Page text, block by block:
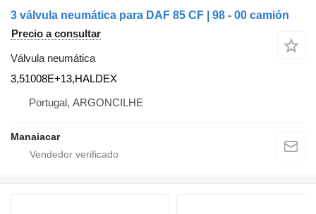
3 válvula neumática para DAF 85 CF | 98 - 00 camión
Precio a consultar
Válvula neumática
3,51008E+13,HALDEX
Portugal, ARGONCILHE
Manaiacar